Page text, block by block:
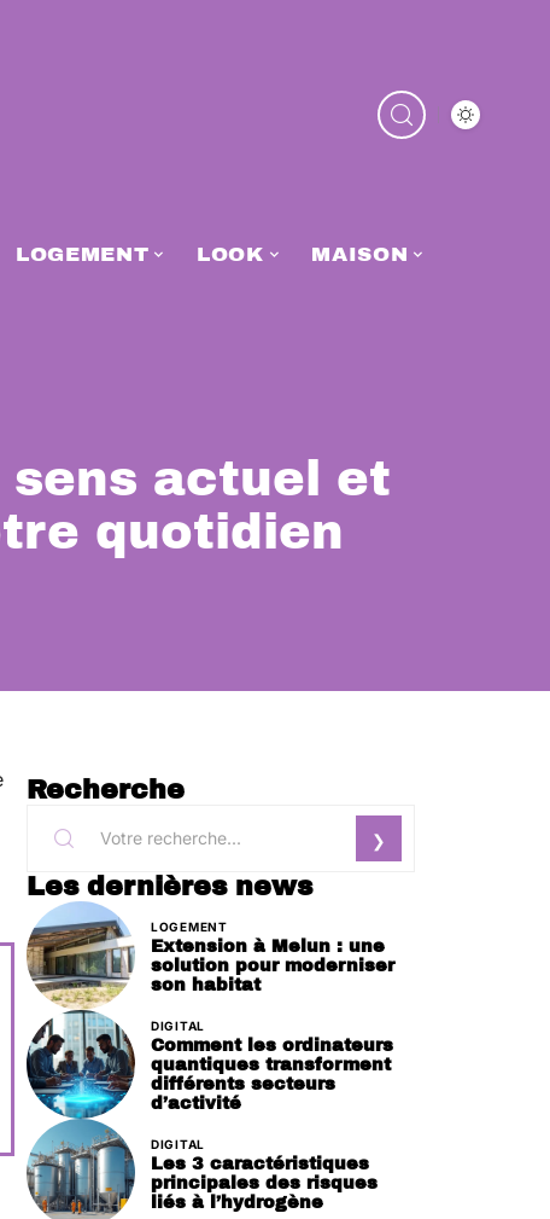
LOGEMENT LOOK MAISON
actuel et
quotidien
Recherche
Les dernières news
LOGEMENT
Extension à Melun : une
solution pour moderniser
son habitat
DIGITAL
Comment les ordinateurs
quantiques transforment
différents secteurs
d’activité
DIGITAL
Les 3 caractéristiques
principales des risques
liés à l’hydrogène